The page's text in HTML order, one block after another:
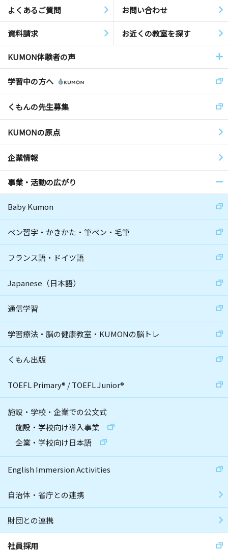
よくあるご質問 お問い合わせ
資料請求 お近くの教室を探す
KUMON体験者の声
学習中の方へ
くもんの先生募集
KUMONの原点
企業情報
事業・活動の広がり
Baby Kumon
ペン習字・かきかた・筆ペン・毛筆
フランス語・ドイツ語
Japanese（日本語）
通信学習
学習療法・脳の健康教室・KUMONの脳トレ
くもん出版
TOEFL Primary® /TOEFL Junior®
施設・学校・企業での公文式
施設・学校向け導入事業
企業・学校向け日本語
English Immersion Activities
自治体・省庁との連携
財団との連携
社員採用